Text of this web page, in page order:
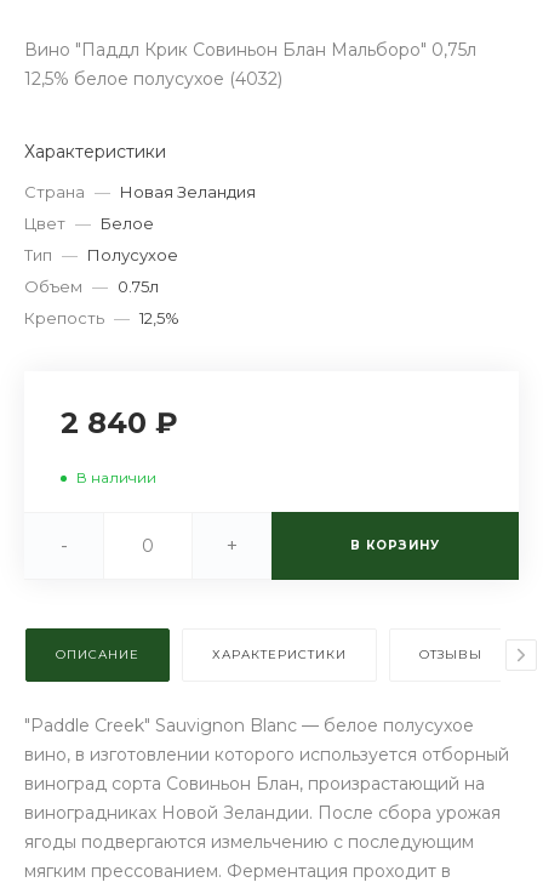
Вино "Паддл Крик Совиньон Блан Мальборо" 0,75л
12,5% белое полусухое (4032)
Характеристики
Страна — Новая Зеландия
Цвет — Белое
Тип — Полусухое
Объем — 0.75л
Крепость — 12,5%
2 840 ₽
В наличии
- + В КОРЗИНУ
ОПИСАНИЕ ХАРАКТЕРИСТИКИ ОТЗЫВЫ
"Paddle Creek" Sauvignon Blanc — белое полусухое
вино, в изготовлении которого используется отборный
виноград сорта Совиньон Блан, произрастающий на
виноградниках Новой Зеландии. После сбора урожая
ягоды подвергаются измельчению с последующим
мягким прессованием. Ферментация проходит в